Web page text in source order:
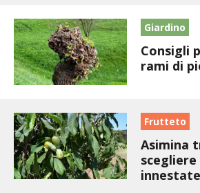
SCONTI NOVEMBRE
COMPO
HUSQVARNA
ZAPI GARDEN
BENZA
Giardino
Consigli
rami di
Frutteto
Asimina
innestate